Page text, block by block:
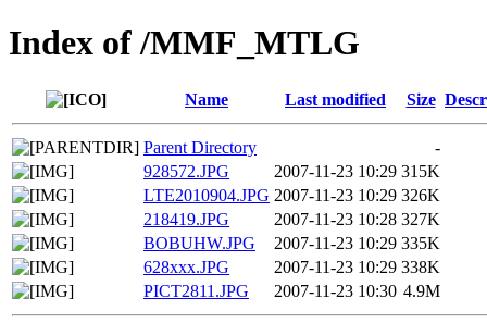
Index of /MMF_MTLG
Name Last modified Size
Parent Directory
-
928572.JPG
2007-11-23 10:29 315K
LTE2010904.JPG 2007-11-23 10:29 326K
218419.JPG
2007-11-23 10:28 327K
BOBUHW.JPG
2007-11-23 10:29 335K
628xxx.JPG
2007-11-23 10:29 338K
PICT2811.JPG
2007-11-23 10:30 4.9M